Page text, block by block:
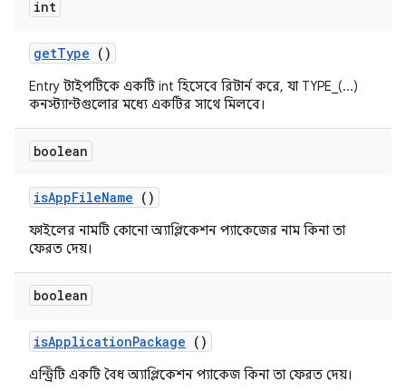
int
getType ()
Entry টাইপটিকে একটি int হিসেবে রিটার্ন করে, যা TYPE_(...)
কনস্ট্যান্টগুলোর মধ্যে একটির সাথে মিলবে।
boolean
isAppFileName ()
ফাইলের নামটি কোনো অ্যাপ্লিকেশন প্যাকেজের নাম কিনা তা
ফেরত দেয়।
boolean
isApplicationPackage ()
এন্ট্রিটি একটি বৈধ অ্যাপ্লিকেশন প্যাকেজ কিনা তা ফেরত দেয়।